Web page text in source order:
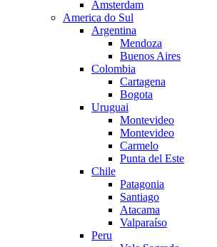
Amsterdam
America do Sul
Argentina
Mendoza
Buenos Aires
Colombia
Cartagena
Bogota
Uruguai
Montevideo
Montevideo
Carmelo
Punta del Este
Chile
Patagonia
Santiago
Atacama
Valparaíso
Peru